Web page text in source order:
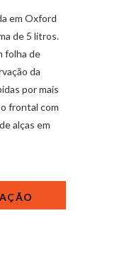
em Oxford
de 5 litros.
folha de
da
por mais
frontal com
alças em